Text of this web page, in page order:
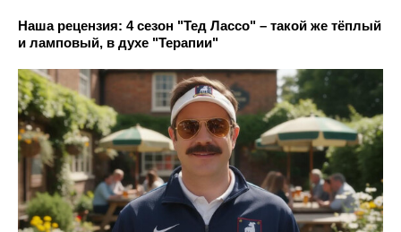
Наша рецензия: 4 сезон "Тед Лассо" – такой же тёплый
и ламповый, в духе "Терапии"